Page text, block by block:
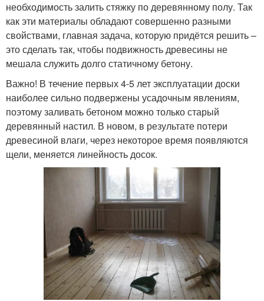
необходимость залить стяжку по деревянному полу. Так
как эти материалы обладают совершенно разными
свойствами, главная задача, которую придётся решить –
это сделать так, чтобы подвижность древесины не
мешала служить долго статичному бетону.
Важно! В течение первых 4-5 лет эксплуатации доски
наиболее сильно подвержены усадочным явлениям,
поэтому заливать бетоном можно только старый
деревянный настил. В новом, в результате потери
древесиной влаги, через некоторое время появляются
щели, меняется линейность досок.